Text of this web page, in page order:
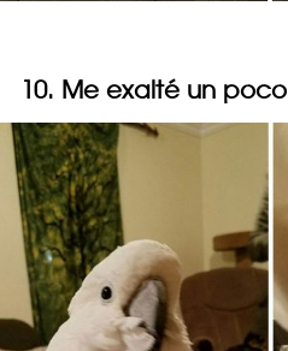
10. Me exalté un poco